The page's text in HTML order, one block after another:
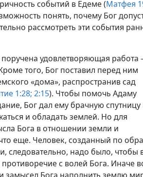
событий в Едеме (Матфея
понять, почему Бог
рассмотреть эти события
удовлетворяющая
того, Бог поставил перед ним
«дома», распространив сад
1:28; 2:15). Чтобы помочь Адаму
Бог дал ему брачную спутницу
и обладать землей. Но для
Бога в отношении земли и
еще. Человек, созданный по
следовательно, надо было, чтобы
с волей Бога. Иначе